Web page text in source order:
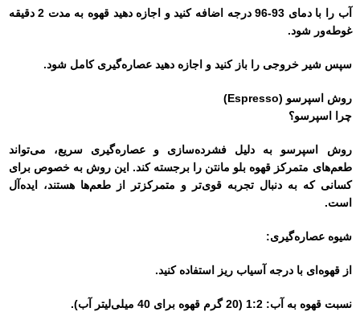
آب را با دمای 93-96 درجه اضافه کنید و اجازه دهید قهوه به مدت 2 دقیقه
غوطه‌ور شود.
سپس شیر خروجی را باز کنید و اجازه دهید عصاره‌گیری کامل شود.
روش اسپرسو (Espresso)
چرا اسپرسو؟
روش اسپرسو به دلیل فشرده‌سازی و عصاره‌گیری سریع، می‌تواند
طعم‌های متمرکز قهوه بلو مانتن را برجسته کند. این روش به خصوص برای
کسانی که به دنبال تجربه قوی‌تر و متمرکزتر از طعم‌ها هستند، ایده‌آل
است.
شیوه عصاره‌گیری:
از قهوه‌ای با درجه آسیاب ریز استفاده کنید.
نسبت قهوه به آب: 1:2 (20 گرم قهوه برای 40 میلی‌لیتر آب).